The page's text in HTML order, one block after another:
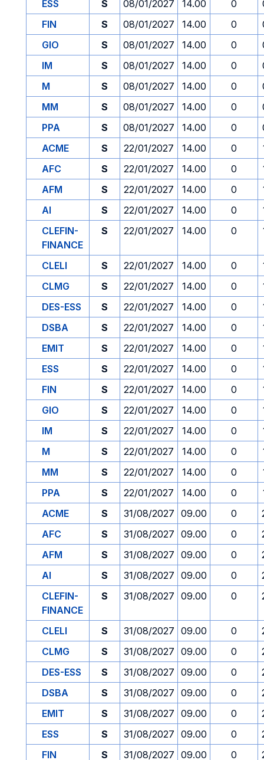
ESS
S 08/01/2027 14.00 0
FIN
S 08/01/2027 14.00 0
GIO
S 08/01/2027 14.00 0
IM
S 08/01/2027 14.00 0
M
S 08/01/2027 14.00 0
MM
S 08/01/2027 14.00 0
PPA
S 08/01/2027 14.00 0
ACME
S 22/01/2027 14.00 0
AFC
S 22/01/2027 14.00 0
AFM
S 22/01/2027 14.00 0
AI
S 22/01/2027 14.00 0
CLEFIN-
FINANCE
S 22/01/2027 14.00 0
CLELI S 22/01/2027 14.00 0
CLMG
S 22/01/2027 14.00 0
DES-ESS
S 22/01/2027 14.00 0
DSBA
S 22/01/2027 14.00 0
EMIT
S 22/01/2027 14.00 0
ESS
S 22/01/2027 14.00 0
FIN
S 22/01/2027 14.00 0
GIO
S 22/01/2027 14.00 0
IM
S 22/01/2027 14.00 0
M
S 22/01/2027 14.00 0
MM
S 22/01/2027 14.00 0
PPA
S 22/01/2027 14.00 0
ACME
S 31/08/2027 09.00 0
AFC
S 31/08/2027 09.00 0
AFM
S 31/08/2027 09.00 0
AI
S 31/08/2027 09.00 0
CLEFIN-
FINANCE
S 31/08/2027 09.00 0
CLELI S 31/08/2027 09.00 0
CLMG
S 31/08/2027 09.00 0
DES-ESS
S 31/08/2027 09.00 0
DSBA
S 31/08/2027 09.00 0
EMIT
S 31/08/2027 09.00 0
ESS
S 31/08/2027 09.00 0
FIN
S 31/08/2027 09.00 0